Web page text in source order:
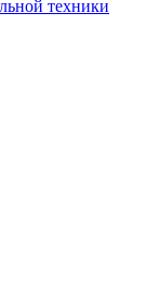
техники